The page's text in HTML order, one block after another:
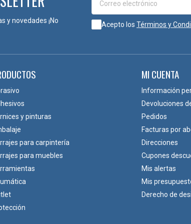
mecánico, mientras que otras bisagras pueden incorporar
PARA CARPINTERÍA Y MOBILIARIO
y componentes para carpintería, mobiliario e
y novedades ¡No
Acepto los Términos y
y pinturas
para carpintería
para muebles
MI CUENTA
Información
Devoluciones
Pedidos
Facturas por
Direcciones
Cupones
Mis alertas
Mis
Derecho de